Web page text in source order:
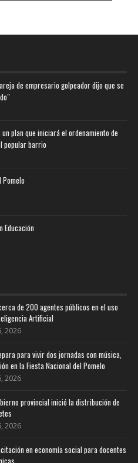
de empresario golpeador dijo que se
un plan que iniciará el ordenamiento de
popular barrio
Pomelo
Educación
de 200 agentes públicos en el uso
Artificial
2026
para vivir dos jornadas con música,
en la Fiesta Nacional del Pomelo
2026
provincial inició la distribución de
2026
en economía social para docentes